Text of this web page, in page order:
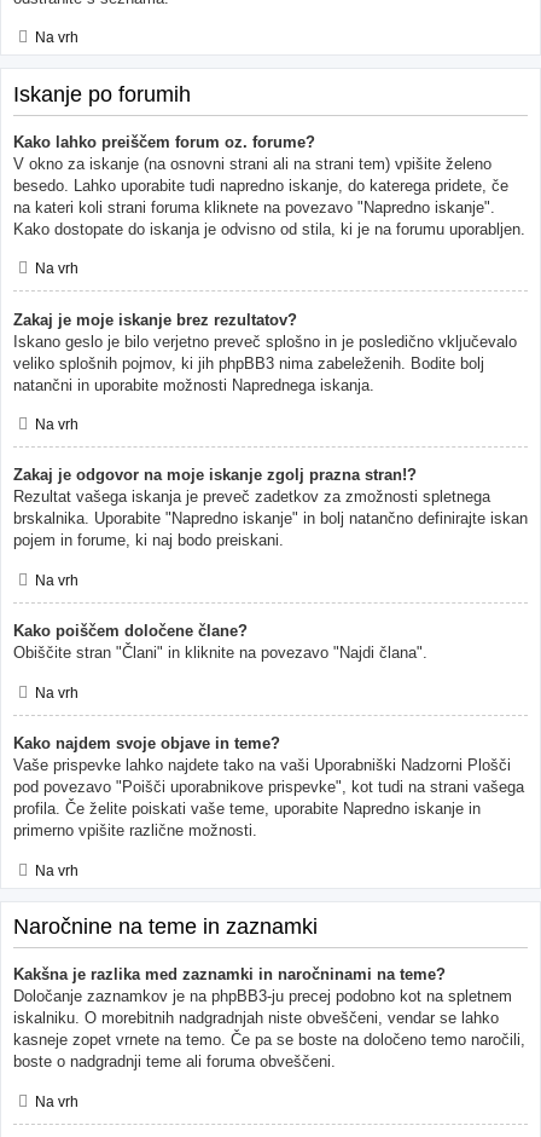
Na vrh
Iskanje po forumih
Kako lahko preiščem forum oz. forume?
V okno za iskanje (na osnovni strani ali na strani tem) vpišite želeno
besedo. Lahko uporabite tudi napredno iskanje, do katerega pridete, če
na kateri koli strani foruma kliknete na povezavo "Napredno iskanje".
Kako dostopate do iskanja je odvisno od stila, ki je na forumu uporabljen.
Na vrh
Zakaj je moje iskanje brez rezultatov?
Iskano geslo je bilo verjetno preveč splošno in je posledično vključevalo
veliko splošnih pojmov, ki jih phpBB3 nima zabeleženih. Bodite bolj
natančni in uporabite možnosti Naprednega iskanja.
Na vrh
Zakaj je odgovor na moje iskanje zgolj prazna stran!?
Rezultat vašega iskanja je preveč zadetkov za zmožnosti spletnega
brskalnika. Uporabite "Napredno iskanje" in bolj natančno definirajte iskan
pojem in forume, ki naj bodo preiskani.
Na vrh
Kako poiščem določene člane?
Obiščite stran "Člani" in kliknite na povezavo "Najdi člana".
Na vrh
Kako najdem svoje objave in teme?
Vaše prispevke lahko najdete tako na vaši Uporabniški Nadzorni Plošči
pod povezavo "Poišči uporabnikove prispevke", kot tudi na strani vašega
profila. Če želite poiskati vaše teme, uporabite Napredno iskanje in
primerno vpišite različne možnosti.
Na vrh
Naročnine na teme in zaznamki
Kakšna je razlika med zaznamki in naročninami na teme?
Določanje zaznamkov je na phpBB3-ju precej podobno kot na spletnem
iskalniku. O morebitnih nadgradnjah niste obveščeni, vendar se lahko
kasneje zopet vrnete na temo. Če pa se boste na določeno temo naročili,
boste o nadgradnji teme ali foruma obveščeni.
Na vrh